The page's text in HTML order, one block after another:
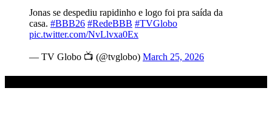
Jonas se despediu rapidinho e logo foi pra saída da
casa. #BBB26 #RedeBBB #TVGlobo
pic.twitter.com/NvLlvxa0Ex
— TV Globo 📺 (@tvglobo) March 25, 2026